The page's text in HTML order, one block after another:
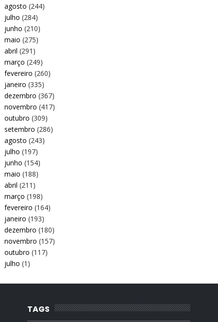
agosto (244)
julho (284)
junho (210)
maio (275)
abril (291)
março (249)
fevereiro (260)
janeiro (335)
dezembro (367)
novembro (417)
outubro (309)
setembro (286)
agosto (243)
julho (197)
junho (154)
maio (188)
abril (211)
março (198)
fevereiro (164)
janeiro (193)
dezembro (180)
novembro (157)
outubro (117)
julho (1)
TAGS